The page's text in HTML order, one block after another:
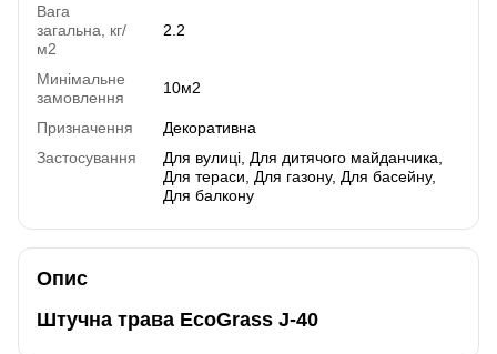
Вага
загальна, кг/
м2
2.2
Минімальне
замовлення
10м2
Призначення
Декоративна
Застосування
Для вулиці, Для дитячого майданчика,
Для тераси, Для газону, Для басейну,
Для балкону
Опис
Штучна трава EcoGrass J-40